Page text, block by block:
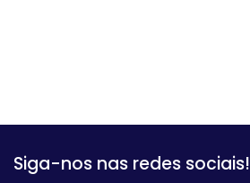
Siga-nos nas redes sociais!